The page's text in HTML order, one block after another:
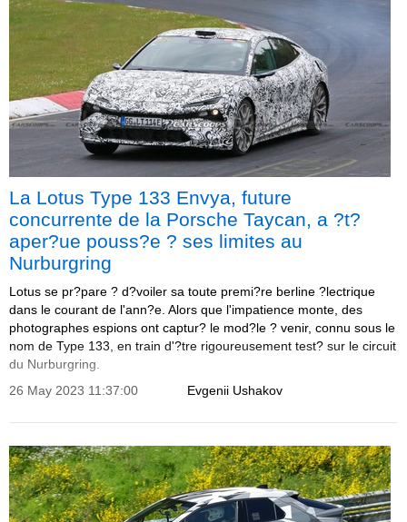
La Lotus Type 133 Envya, future
concurrente de la Porsche Taycan, a ?t?
aper?ue pouss?e ? ses limites au
Nurburgring
Lotus se pr?pare ? d?voiler sa toute premi?re berline ?lectrique
dans le courant de l'ann?e. Alors que l'impatience monte, des
photographes espions ont captur? le mod?le ? venir, connu sous le
nom de Type 133, en train d'?tre rigoureusement test? sur le circuit
du Nurburgring.
Evgenii Ushakov
26 May 2023 11:37:00